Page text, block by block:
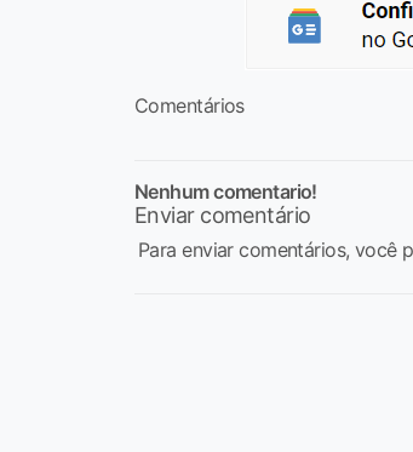
Comentários
Nenhum comentario!
Enviar comentário
Para enviar comentários, você